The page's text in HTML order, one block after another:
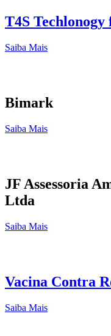
T4S Techlonogy
Saiba Mais
Bimark
Saiba Mais
JF Assessoria
Ltda
Saiba Mais
Vacina Contra
Saiba Mais